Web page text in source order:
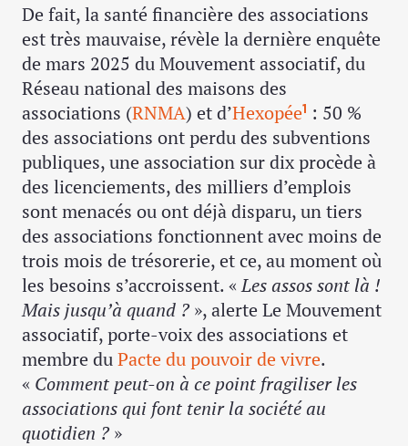
De fait, la santé financière des associations
est très mauvaise, révèle la dernière enquête
de mars 2025 du Mouvement associatif, du
Réseau national des maisons des
associations (RNMA) et d’Hexopée1
: 50 %
des associations ont perdu des subventions
publiques, une association sur dix procède à
des licenciements, des milliers d’emplois
sont menacés ou ont déjà disparu, un tiers
des associations fonctionnent avec moins de
trois mois de trésorerie, et ce, au moment où
les besoins s’accroissent. «Les assos sont là !
Mais jusqu’à quand ? », alerte Le Mouvement
associatif, porte-voix des associations et
membre duPacte du pouvoir de vivre.
« Comment peut-on à ce point fragiliser les
associations qui font tenir la société au
quotidien ? »